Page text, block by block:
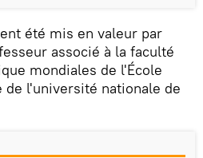
été mis en valeur par
associé à la faculté
mondiales de l'École
l'université nationale de